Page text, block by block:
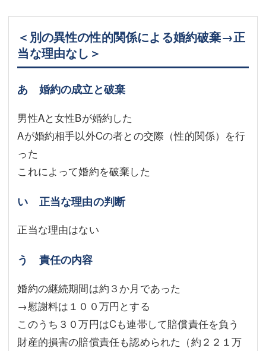
＜別の異性の性的関係による婚約破棄→正
当な理由なし＞
あ 婚約の成立と破棄
男性Aと女性Bが婚約した
Aが婚約相手以外Cの者との交際（性的関係）を行
った
これによって婚約を破棄した
い 正当な理由の判断
正当な理由はない
う 責任の内容
婚約の継続期間は約３か月であった
→慰謝料は１００万円とする
このうち３０万円はCも連帯して賠償責任を負う
財産的損害の賠償責任も認められた（約２２１万